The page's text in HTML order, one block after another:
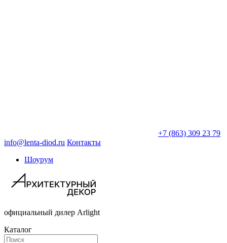
+7 (863) 309 23 79
info@lenta-diod.ru Контакты
Шоурум
официальный дилер Arlight
Каталог